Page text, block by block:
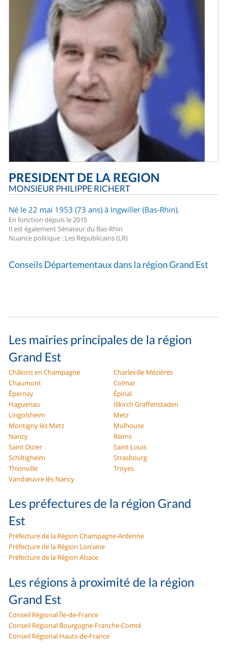
PRÉSIDENT DE LA RÉGION
MONSIEUR PHILIPPE RICHERT
Né le 22 mai 1953 (73 ans) à Ingwiller (Bas-Rhin).
En fonction depuis le 2015
Il est également Sénateur du Bas-Rhin
Nuance politique : Les Républicains (LR)
Conseils Départementaux dans la région Grand Est
Les mairies principales de la région
Grand Est
Châlons en Champagne
Charleville Mézières
Chaumont
Colmar
Épernay
Épinal
Haguenau
Illkirch Graffenstaden
Lingolsheim
Metz
Montigny lès Metz
Mulhouse
Nancy
Reims
Saint Dizier
Saint Louis
Schiltigheim
Strasbourg
Thionville
Troyes
Vandœuvre lès Nancy
Les préfectures de la région Grand
Est
Préfecture de la Région Champagne-Ardenne
Préfecture de la Région Lorraine
Préfecture de la Région Alsace
Les régions à proximité de la région
Grand Est
Conseil Régional Île-de-France
Conseil Régional Bourgogne-Franche-Comté
Conseil Régional Hauts-de-France